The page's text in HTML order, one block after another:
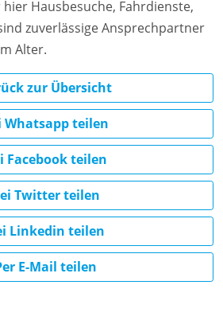
Hausbesuche, Fahrdienste,
zuverlässige Ansprechpartner
Alter.
zur Übersicht
Whatsapp teilen
Facebook teilen
Twitter teilen
Linkedin teilen
E-Mail teilen